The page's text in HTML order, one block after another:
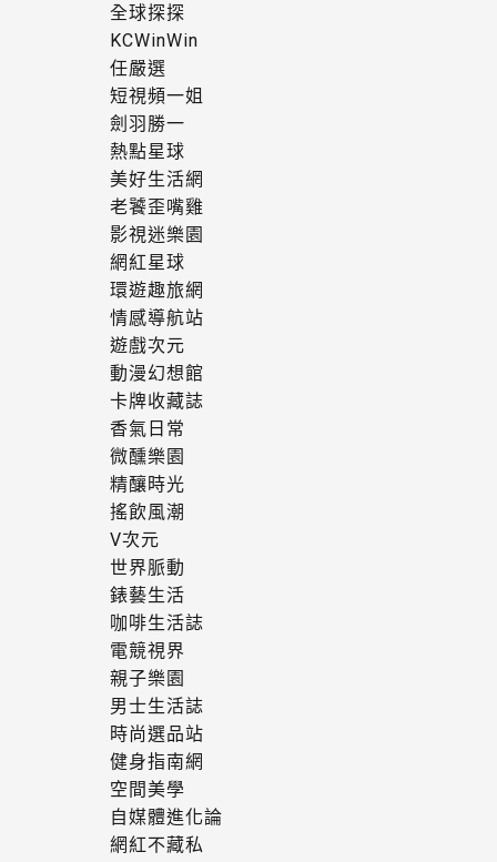
全球探探
KCWinWin
任嚴選
短視頻一姐
劍羽勝一
熱點星球
美好生活網
老饕歪嘴雞
影視迷樂園
網紅星球
環遊趣旅網
情感導航站
遊戲次元
動漫幻想館
卡牌收藏誌
香氣日常
微醺樂園
精釀時光
搖飲風潮
V次元
世界脈動
錶藝生活
咖啡生活誌
電競視界
親子樂園
男士生活誌
時尚選品站
健身指南網
空間美學
自媒體進化論
網紅不藏私